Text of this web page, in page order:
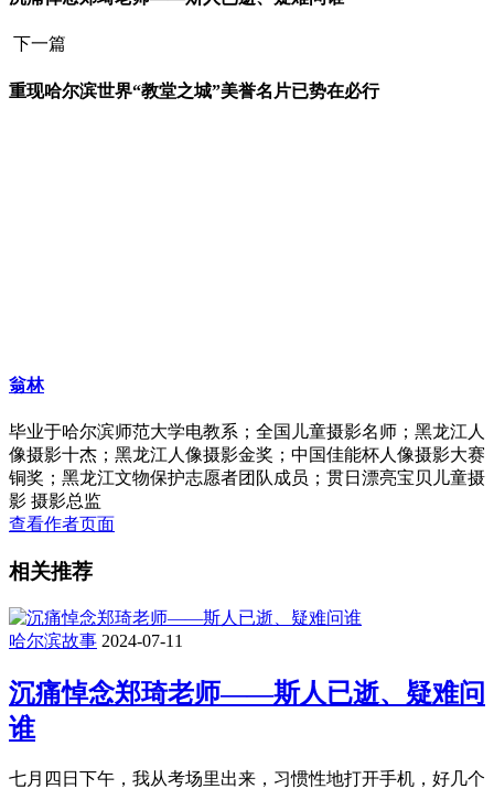
下一篇
重现哈尔滨世界“教堂之城”美誉名片已势在必行
翁林
毕业于哈尔滨师范大学电教系；全国儿童摄影名师；黑龙江人
像摄影十杰；黑龙江人像摄影金奖；中国佳能杯人像摄影大赛
铜奖；黑龙江文物保护志愿者团队成员；贯日漂亮宝贝儿童摄
影 摄影总监
查看作者页面
相关推荐
哈尔滨故事 2024-07-11
沉痛悼念郑琦老师——斯人已逝、疑难问
谁
七月四日下午，我从考场里出来，习惯性地打开手机，好几个